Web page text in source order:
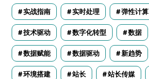
实战指南 实时处理 弹性计算
技术驱动 数字化转型 数据
数据赋能 数据驱动 新趋势
环境搭建 站长 站长传媒